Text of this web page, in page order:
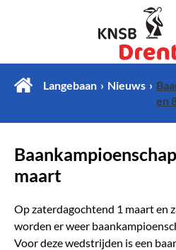
Langebaan Nieuws
en
maart
Op zaterdagochtend 1 maart en
worden er weer
Voor deze wedstrijden is een